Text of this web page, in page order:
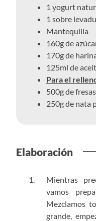
1 yogurt
1 sobre
Mantequilla
160g de
170g de
125ml de
Para el
500g de fresas
250g de nata
Elaboración
Mientras
vamos
Mezclamos
grande,